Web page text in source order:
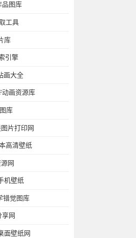
品图库
工具
库
引擎
画大全
动画资源库
库
片打印网
高清壁纸
网
机壁纸
错觉图库
享网
面壁纸网